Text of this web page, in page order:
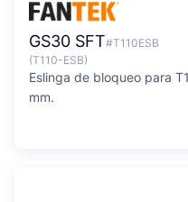
GS30 SFT#T110ESB
(T110-ESB)
Eslinga de bloqueo para
mm.